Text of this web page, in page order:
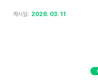
게시일: 2026. 03. 11